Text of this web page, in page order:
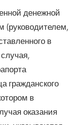
денежной
(руководителем,
в
гражданского
в
оказания